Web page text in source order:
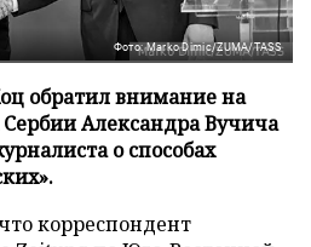
Фото: Marko Dimic/ZUMA/TASS
обратил внимание на
Александра Вучича
о способах
корреспондент